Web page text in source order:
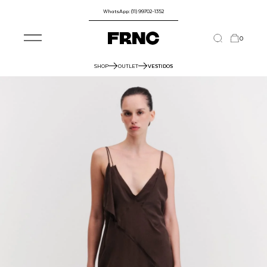
WhatsApp: (11) 99702-1352
0
SHOP OUTLET VESTIDOS